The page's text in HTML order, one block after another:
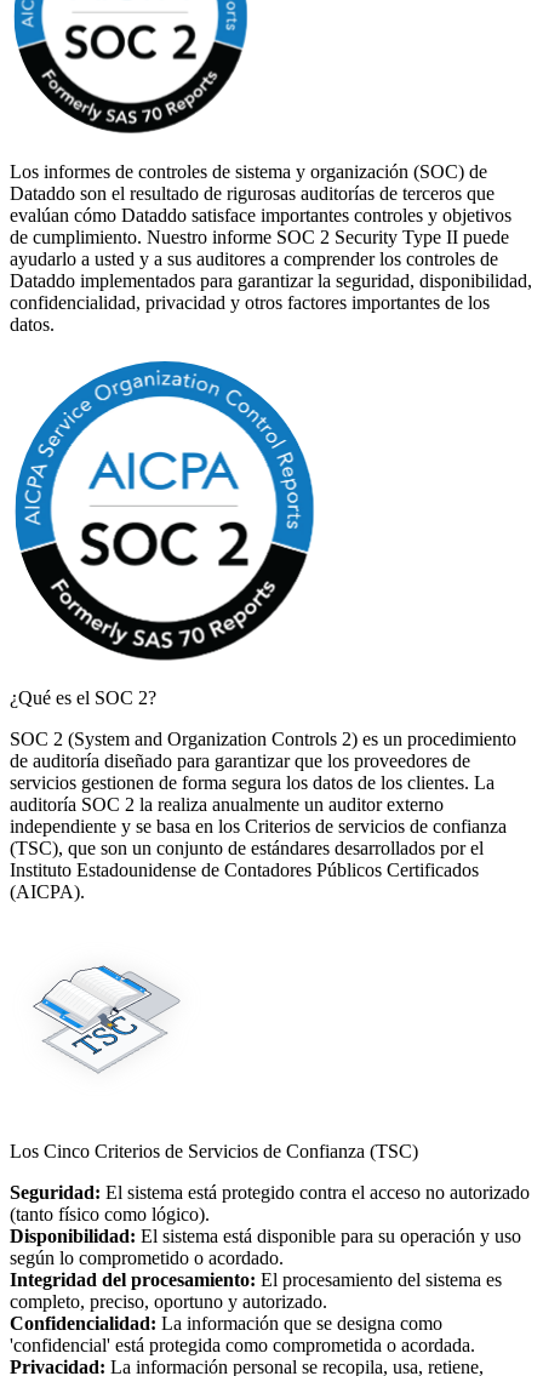
Los informes de controles de sistema y organización (SOC) de
Dataddo son el resultado de rigurosas auditorías de terceros que
evalúan cómo Dataddo satisface importantes controles y objetivos
de cumplimiento. Nuestro informe SOC 2 Security Type II puede
ayudarlo a usted y a sus auditores a comprender los controles de
Dataddo implementados para garantizar la seguridad, disponibilidad,
confidencialidad, privacidad y otros factores importantes de los
datos.
¿Qué es el SOC 2?
SOC 2 (System and Organization Controls 2) es un procedimiento
de auditoría diseñado para garantizar que los proveedores de
servicios gestionen de forma segura los datos de los clientes. La
auditoría SOC 2 la realiza anualmente un auditor externo
independiente y se basa en los Criterios de servicios de confianza
(TSC), que son un conjunto de estándares desarrollados por el
Instituto Estadounidense de Contadores Públicos Certificados
(AICPA).
Los Cinco Criterios de Servicios de Confianza (TSC)
Seguridad: El sistema está protegido contra el acceso no autorizado
(tanto físico como lógico).
Disponibilidad: El sistema está disponible para su operación y uso
según lo comprometido o acordado.
Integridad del procesamiento: El procesamiento del sistema es
completo, preciso, oportuno y autorizado.
Confidencialidad: La información que se designa como
'confidencial' está protegida como comprometida o acordada.
Privacidad: La información personal se recopila, usa, retiene,